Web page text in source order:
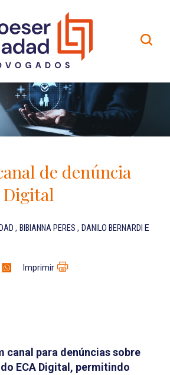
Contato
de denúncia
Digital
, BIBIANNA PERES , DANILO BERNARDI E
Imprimir
canal para denúncias sobre
ECA Digital, permitindo